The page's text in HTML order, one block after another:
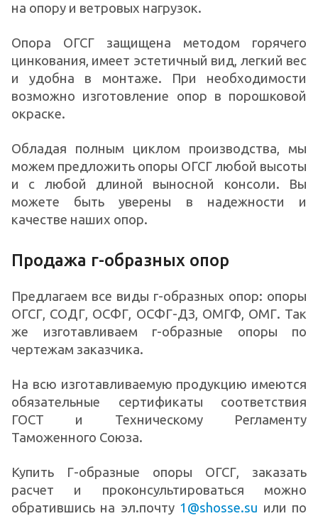
на опору и ветровых нагрузок.
Опора ОГСГ защищена методом горячего
цинкования, имеет эстетичный вид, легкий вес
и удобна в монтаже. При необходимости
возможно изготовление опор в порошковой
окраске.
Обладая полным циклом производства, мы
можем предложить опоры ОГСГ любой высоты
и с любой длиной выносной консоли. Вы
можете быть уверены в надежности и
качестве наших опор.
Продажа г-образных опор
Предлагаем все виды г-образных опор: опоры
ОГСГ, СОДГ, ОСФГ, ОСФГ-ДЗ, ОМГФ, ОМГ. Так
же изготавливаем г-образные опоры по
чертежам заказчика.
На всю изготавливаемую продукцию имеются
обязательные сертификаты соответствия
ГОСТ и Техническому Регламенту
Таможенного Союза.
Купить Г-образные опоры ОГСГ, заказать
расчет и проконсультироваться можно
обратившись на эл.почту 1@shosse.su или по